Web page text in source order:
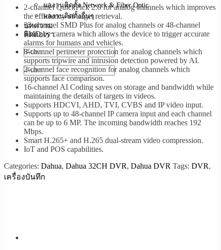
ผลงานติดตั้ง Network & Fiber Optic
ผลงานติดตั้งอื่นๆ
บทความ
ติดต่อเรา
2-channel QuickPick 2.0 for analog channels which improves
the efficiency of target retrieval.
32-channel SMD Plus for analog channels or 48-channel
SMD by camera which allows the device to trigger accurate
alarms for humans and vehicles.
8-channel perimeter protection for analog channels which
supports tripwire and intrusion detection powered by AI.
2-channel face recognition for analog channels which
supports face comparison.
16-channel AI Coding saves on storage and bandwidth while
maintaining the details of targets in videos.
Supports HDCVI, AHD, TVI, CVBS and IP video input.
Supports up to 48-channel IP camera input and each channel
can be up to 6 MP. The incoming bandwidth reaches 192
Mbps.
Smart H.265+ and H.265 dual-stream video compression.
IoT and POS capabilities.
Categories: Dahua, Dahua 32CH DVR, Dahua DVR Tags: DVR,
เครื่องบันทึก